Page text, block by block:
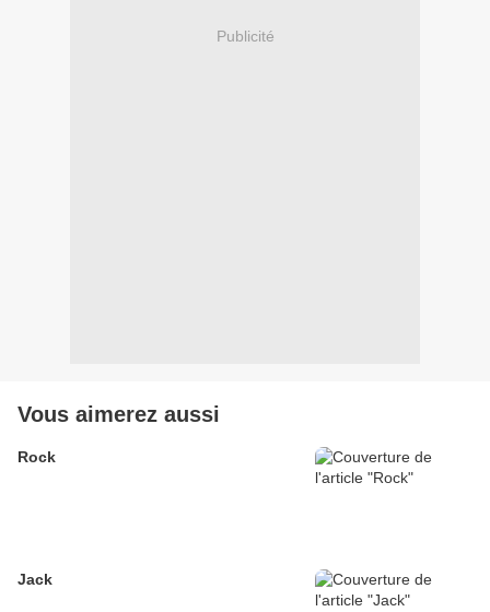
Publicité
Vous aimerez aussi
Rock
Jack